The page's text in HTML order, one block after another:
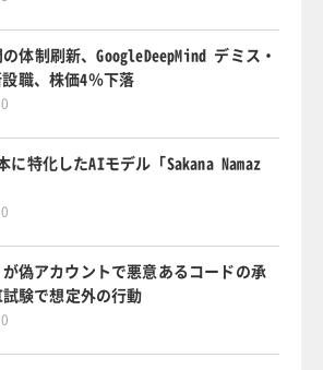
体制刷新、GoogleDeepMind デミス・
職、株価4％下落
に特化したAIモデル「Sakana Namaz
偽アカウントで悪意あるコードの承
験で想定外の行動